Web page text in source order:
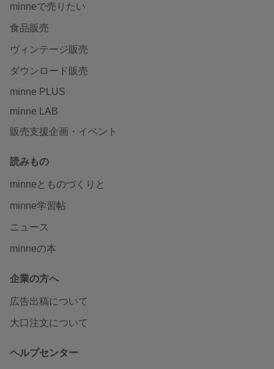
minneで売りたい
食品販売
ヴィンテージ販売
ダウンロード販売
minne PLUS
minne LAB
販売支援企画・イベント
読みもの
minneとものづくりと
minne学習帖
ニュース
minneの本
企業の方へ
広告出稿について
大口注文について
ヘルプセンター